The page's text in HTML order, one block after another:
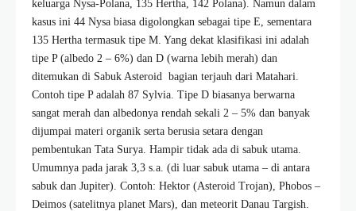
keluarga Nysa-Polana, 135 Hertha, 142 Polana). Namun dalam
kasus ini 44 Nysa biasa digolongkan sebagai tipe E, sementara
135 Hertha termasuk tipe M. Yang dekat klasifikasi ini adalah
tipe P (albedo 2 – 6%) dan D (warna lebih merah) dan
ditemukan di Sabuk Asteroid bagian terjauh dari Matahari.
Contoh tipe P adalah 87 Sylvia. Tipe D biasanya berwarna
sangat merah dan albedonya rendah sekali 2 – 5% dan banyak
dijumpai materi organik serta berusia setara dengan
pembentukan Tata Surya. Hampir tidak ada di sabuk utama.
Umumnya pada jarak 3,3 s.a. (di luar sabuk utama – di antara
sabuk dan Jupiter). Contoh: Hektor (Asteroid Trojan), Phobos –
Deimos (satelitnya planet Mars), dan meteorit Danau Targish.